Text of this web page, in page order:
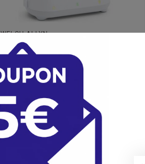
WELCH ALLYN
Tafelladerset met PanOptic
Basic ophtalmoscoop &
MacroView Basic otoscoop
1.861,95 Incl. btw
1.538,80 Excl. btw
Verwachte levertijd: 2 tot 3 weken